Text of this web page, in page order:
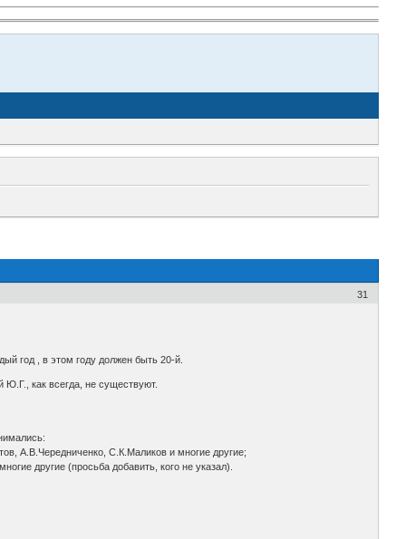
31
год , в этом году должен быть 20-й.
Ю.Г., как всегда, не существуют.
А.В.Чередниченко, С.К.Маликов и многие другие;
другие (просьба добавить, кого не указал).